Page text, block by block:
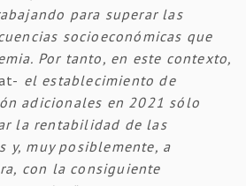
para superar las
socioeconómicas que
Por tanto, en este contexto,
el establecimiento de
adicionales en 2021 sólo
la rentabilidad de las
y, muy posiblemente, a
con la consiguiente